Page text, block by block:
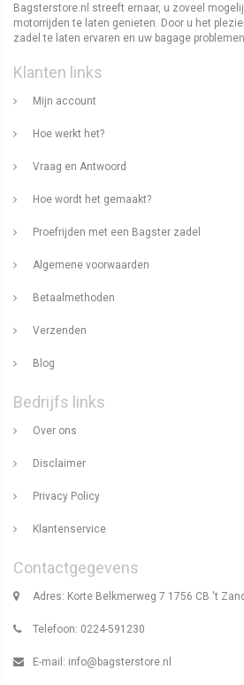
Bagsterstore.nl streeft ernaar, u zoveel
motorrijden te laten genieten. Door u het
zadel te laten ervaren en uw bagage
Klanten links
Mijn account
Hoe werkt het?
Vraag en Antwoord
Hoe wordt het gemaakt?
Proefrijden met een Bagster zadel
Algemene voorwaarden
Betaalmethoden
Verzenden
Blog
Bedrijfs links
Over ons
Disclaimer
Privacy Policy
Klantenservice
Contactgegevens
Adres: Korte Belkmerweg 7 1756 CB 't Zand
Telefoon: 0224-591230
E-mail: info@bagsterstore.nl